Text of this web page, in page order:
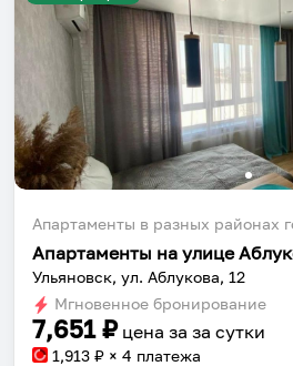
Апартаменты в разных районах
Апартаменты на улице
Ульяновск, ул. Аблукова, 12
Мгновенное бронирование
7,651₽ цена за за сутки
1,913 ₽ × 4 платежа